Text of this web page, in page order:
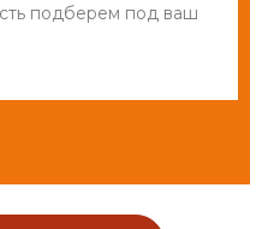
подберем под ваш